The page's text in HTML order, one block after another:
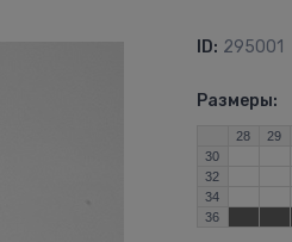
ID: 295001
Размеры:
28 29
30
32
34
36